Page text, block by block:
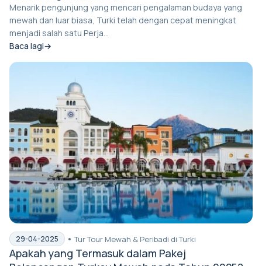
Menarik pengunjung yang mencari pengalaman budaya yang
mewah dan luar biasa, Turki telah dengan cepat meningkat
menjadi salah satu Perja...
Baca lagi
29-04-2025 Tur Tour Mewah & Peribadi di Turki
Apakah yang Termasuk dalam Pakej